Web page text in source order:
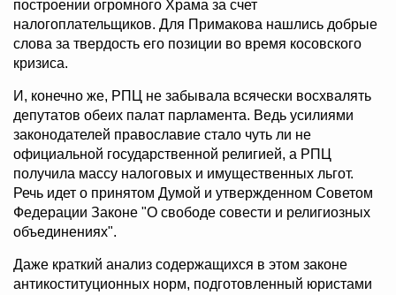
построении огромного Храма за счет
налогоплательщиков. Для Примакова нашлись добрые
слова за твердость его позиции во время косовского
кризиса.
И, конечно же, РПЦ не забывала всячески восхвалять
депутатов обеих палат парламента. Ведь усилиями
законодателей православие стало чуть ли не
официальной государственной религией, а РПЦ
получила массу налоговых и имущественных льгот.
Речь идет о принятом Думой и утвержденном Советом
Федерации Законе "О свободе совести и религиозных
объединениях".
Даже краткий анализ содержащихся в этом законе
антикоституционных норм, подготовленный юристами